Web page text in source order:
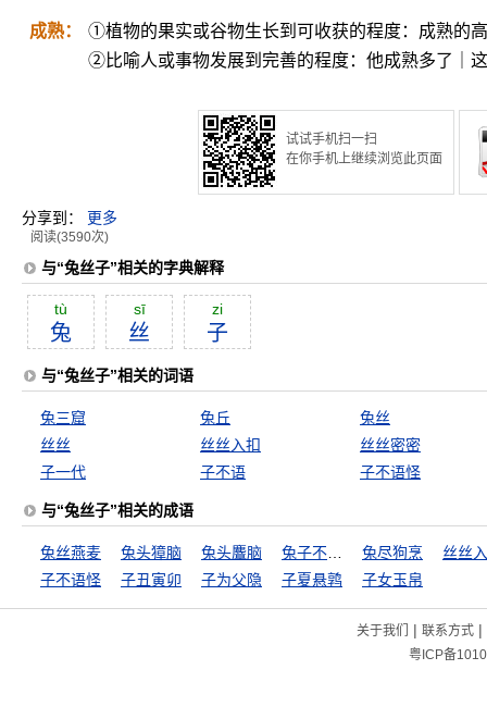
成熟：
①植物的果实或谷物生长到可收获的程度：成熟的
②比喻人或事物发展到完善的程度：他成熟多了｜
试试手机扫一扫
在你手机上继续浏览此页面
分享到： 更多
阅读(3590次)
与“兔丝子”相关的字典解释
tù
兔
sī
丝
zi
子
与“兔丝子”相关的词语
兔三窟 兔丘
兔丝
丝丝
丝丝入扣
丝丝密密
子一代
子不语 子不语怪
与“兔丝子”相关的成语
兔丝燕麦 兔头獐脑 兔头麞脑 兔尽狗烹
丝丝
子不语怪
子丑寅卯 子为父隐 子夏悬鹑 子女玉帛
关于我们 | 联系方式|
粤ICP备